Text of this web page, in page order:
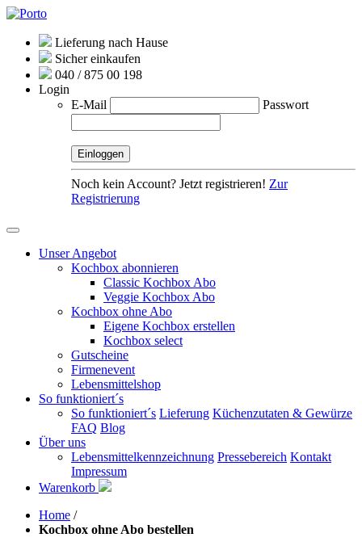
Lieferung nach Hause
Sicher einkaufen
040 / 875 00 198
Login
E-Mail
Passwort
Noch kein Account? Jetzt registrieren! Zur
Registrierung
Unser Angebot
Kochbox abonnieren
Classic Kochbox Abo
Veggie Kochbox Abo
Kochbox ohne Abo
Eigene Kochbox erstellen
Kochbox select
Gutscheine
Firmenevent
Lebensmittelshop
So funktioniert´s
So funktioniert´s Lieferung Küchenzutaten & Gewürze
FAQ Blog
Über uns
Lebensmittelkennzeichnung Pressebereich Kontakt
Impressum
Warenkorb
Home /
Kochbox ohne Abo bestellen